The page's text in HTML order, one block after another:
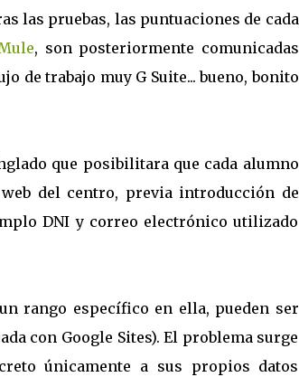
las pruebas, las puntuaciones de cada
, son posteriormente comunicadas
de trabajo muy G Suite... bueno, bonito
que posibilitara que cada alumno
del centro, previa introducción de
DNI y correo electrónico utilizado
rango específico en ella, pueden ser
con Google Sites). El problema surge
únicamente a sus propios datos